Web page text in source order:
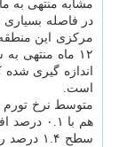
در فاصله
مرکزی این
است.
هم با
سطح ۱.۴